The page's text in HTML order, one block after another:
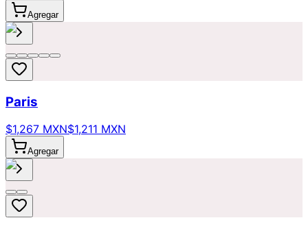
Agregar
Paris
$1,267 MXN$1,211 MXN
Agregar